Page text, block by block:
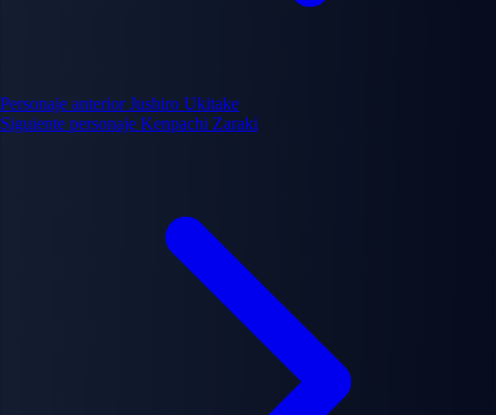
Personaje anterior Jushiro Ukitake
Siguiente personaje Kenpachi Zaraki